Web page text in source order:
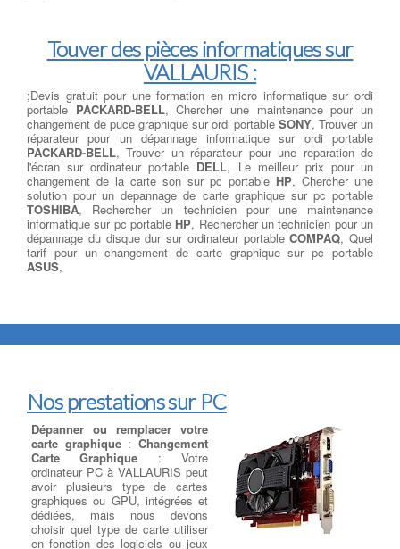
Touver des pièces informatiques sur
VALLAURIS :
;Devis gratuit pour une formation en micro informatique sur ordi
portable PACKARD-BELL, Chercher une maintenance pour un
changement de puce graphique sur ordi portable SONY, Trouver un
réparateur pour un dépannage informatique sur ordi portable
PACKARD-BELL, Trouver un réparateur pour une reparation de
l'écran sur ordinateur portable DELL, Le meilleur prix pour un
changement de la carte son sur pc portable HP, Chercher une
solution pour un depannage de carte graphique sur pc portable
TOSHIBA, Rechercher un technicien pour une maintenance
informatique sur pc portable HP, Rechercher un technicien pour un
dépannage du disque dur sur ordinateur portableCOMPAQ, Quel
tarif pour un changement de carte graphique sur pc portable
ASUS,
Nos prestations sur PC
Dépanner ou remplacer votre
carte graphique:Changement
Carte Graphique : Votre
ordinateur PC à VALLAURIS peut
avoir plusieurs type de cartes
graphiques ou GPU, intégrées et
dédiées, mais nous devons
choisir quel type de carte utiliser
en fonction des logiciels ou jeux